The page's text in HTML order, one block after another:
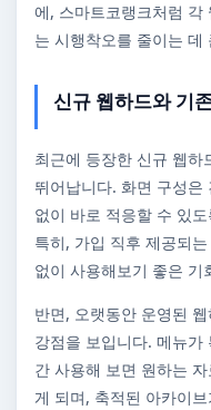
에, 스마트코랭크처럼 각
는 시행착오를 줄이는 데
신규 웹하드와 기
최근에 등장한 신규 웹하
뛰어납니다. 화면 구성은
없이 바로 적응할 수 있
특히, 가입 직후 제공되
없이 사용해보기 좋은 기
반면, 오랫동안 운영된
강점을 보입니다. 메뉴가
간 사용해 보면 원하는
게 되며, 축적된 아카이